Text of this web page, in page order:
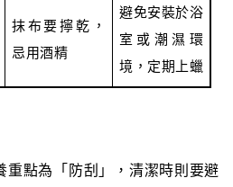
抹布要擰乾，
忌用酒精
避免安裝於浴
室或潮濕環
境，定期上蠟
重點為「防刮」，清潔時則要避